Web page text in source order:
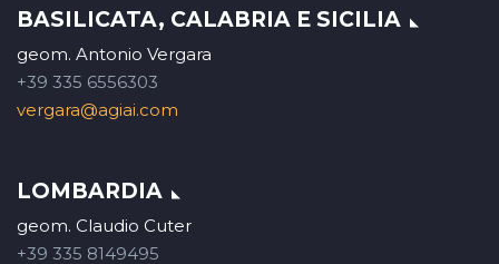
BASILICATA, CALABRIA E SICILIA
geom. Antonio Vergara
+39 335 6556303
vergara@agiai.com
LOMBARDIA
geom. Claudio Cuter
+39 335 8149495